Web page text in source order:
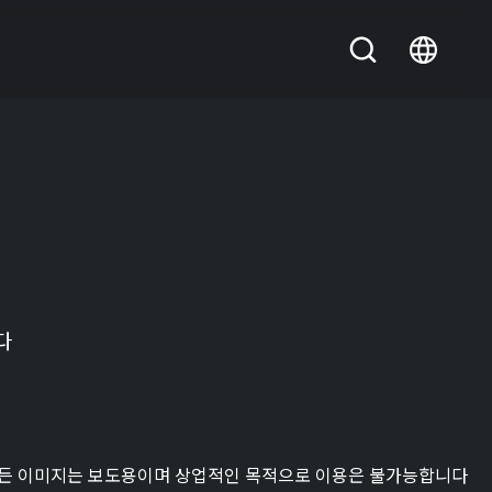
이미지는 보도용이며 상업적인 목적으로 이용은 불가능합니다